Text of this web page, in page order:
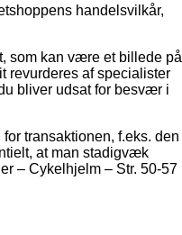
handelsvilkår,
som kan være et billede på
revurderes af specialister
bliver udsat for besvær i
transaktionen, f.eks. den
at man stadigvæk
– Cykelhjelm – Str. 50-57